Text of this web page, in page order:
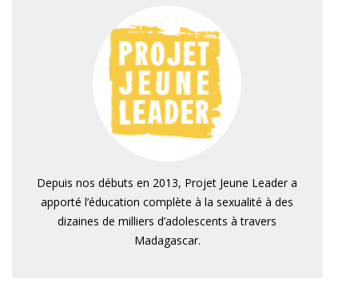
Depuis nos débuts en 2013, Projet Jeune Leader a
apporté l’éducation complète à la sexualité à des
dizaines de milliers d’adolescents à travers
Madagascar.